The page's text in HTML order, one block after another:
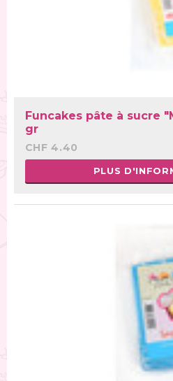
Funcakes pâte à sucre
gr
CHF 4.40
PLUS